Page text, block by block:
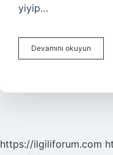
yiyip…
Devamını okuyun
Harfliler
Mi
https://ilgiliforum.com